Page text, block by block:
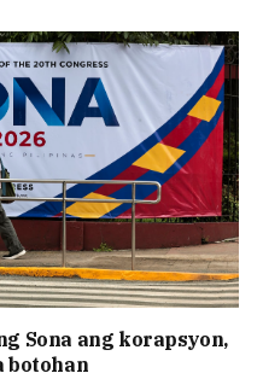
Sona ang korapsyon,
botohan